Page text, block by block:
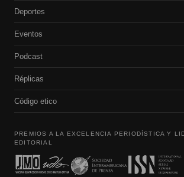
Deportes
Eventos
Podcast
Réplicas
Código etico
PREMIOS A LA EXCELENCIA PERIODÍSTICA Y
EDITORIAL